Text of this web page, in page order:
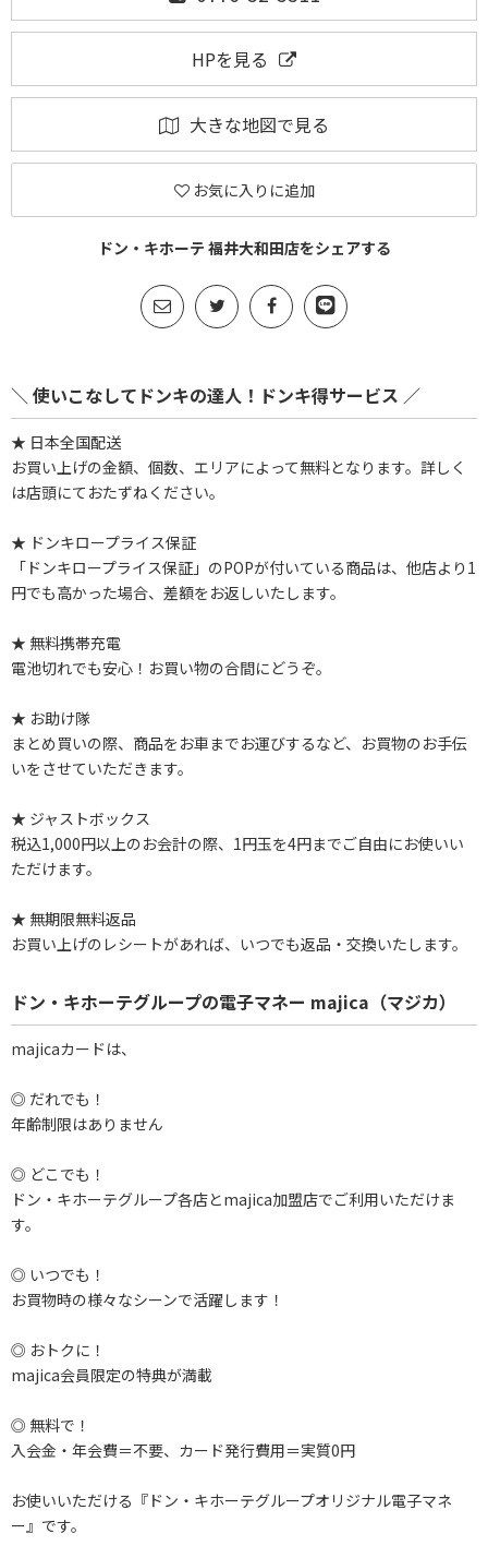
HPを見る
大きな地図で見る
お気に入りに追加
ドン・キホーテ 福井大和田店をシェアする
＼ 使いこなしてドンキの達人！ドンキ得サービス ／
★ 日本全国配送
お買い上げの金額、個数、エリアによって無料となります。詳しく
は店頭にておたずねください。
★ ドンキロープライス保証
「ドンキロープライス保証」のPOPが付いている商品は、他店より1
円でも高かった場合、差額をお返しいたします。
★ 無料携帯充電
電池切れでも安心！お買い物の合間にどうぞ。
★ お助け隊
まとめ買いの際、商品をお車までお運びするなど、お買物のお手伝
いをさせていただきます。
★ ジャストボックス
税込1,000円以上のお会計の際、1円玉を4円までご自由にお使いい
ただけます。
★ 無期限無料返品
お買い上げのレシートがあれば、いつでも返品・交換いたします。
ドン・キホーテグループの電子マネー majica（マジカ）
majicaカードは、
◎ だれでも！
年齢制限はありません
◎ どこでも！
ドン・キホーテグループ各店とmajica加盟店でご利用いただけま
す。
◎ いつでも！
お買物時の様々なシーンで活躍します！
◎ おトクに！
majica会員限定の特典が満載
◎ 無料で！
入会金・年会費＝不要、カード発行費用＝実質0円
お使いいただける『ドン・キホーテグループオリジナル電子マネ
ー』です。